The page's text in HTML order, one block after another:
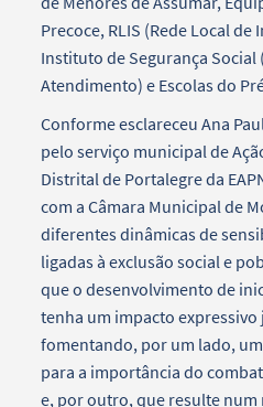
Precoce, RLIS (Rede Local de
Instituto de Segurança Social
Atendimento) e Escolas do
Conforme esclareceu Ana
pelo serviço municipal de
Distrital de Portalegre da
com a Câmara Municipal de
diferentes dinâmicas de
ligadas à exclusão social e
que o desenvolvimento de
tenha um impacto
fomentando, por um lado,
para a importância do
e, por outro, que resulte